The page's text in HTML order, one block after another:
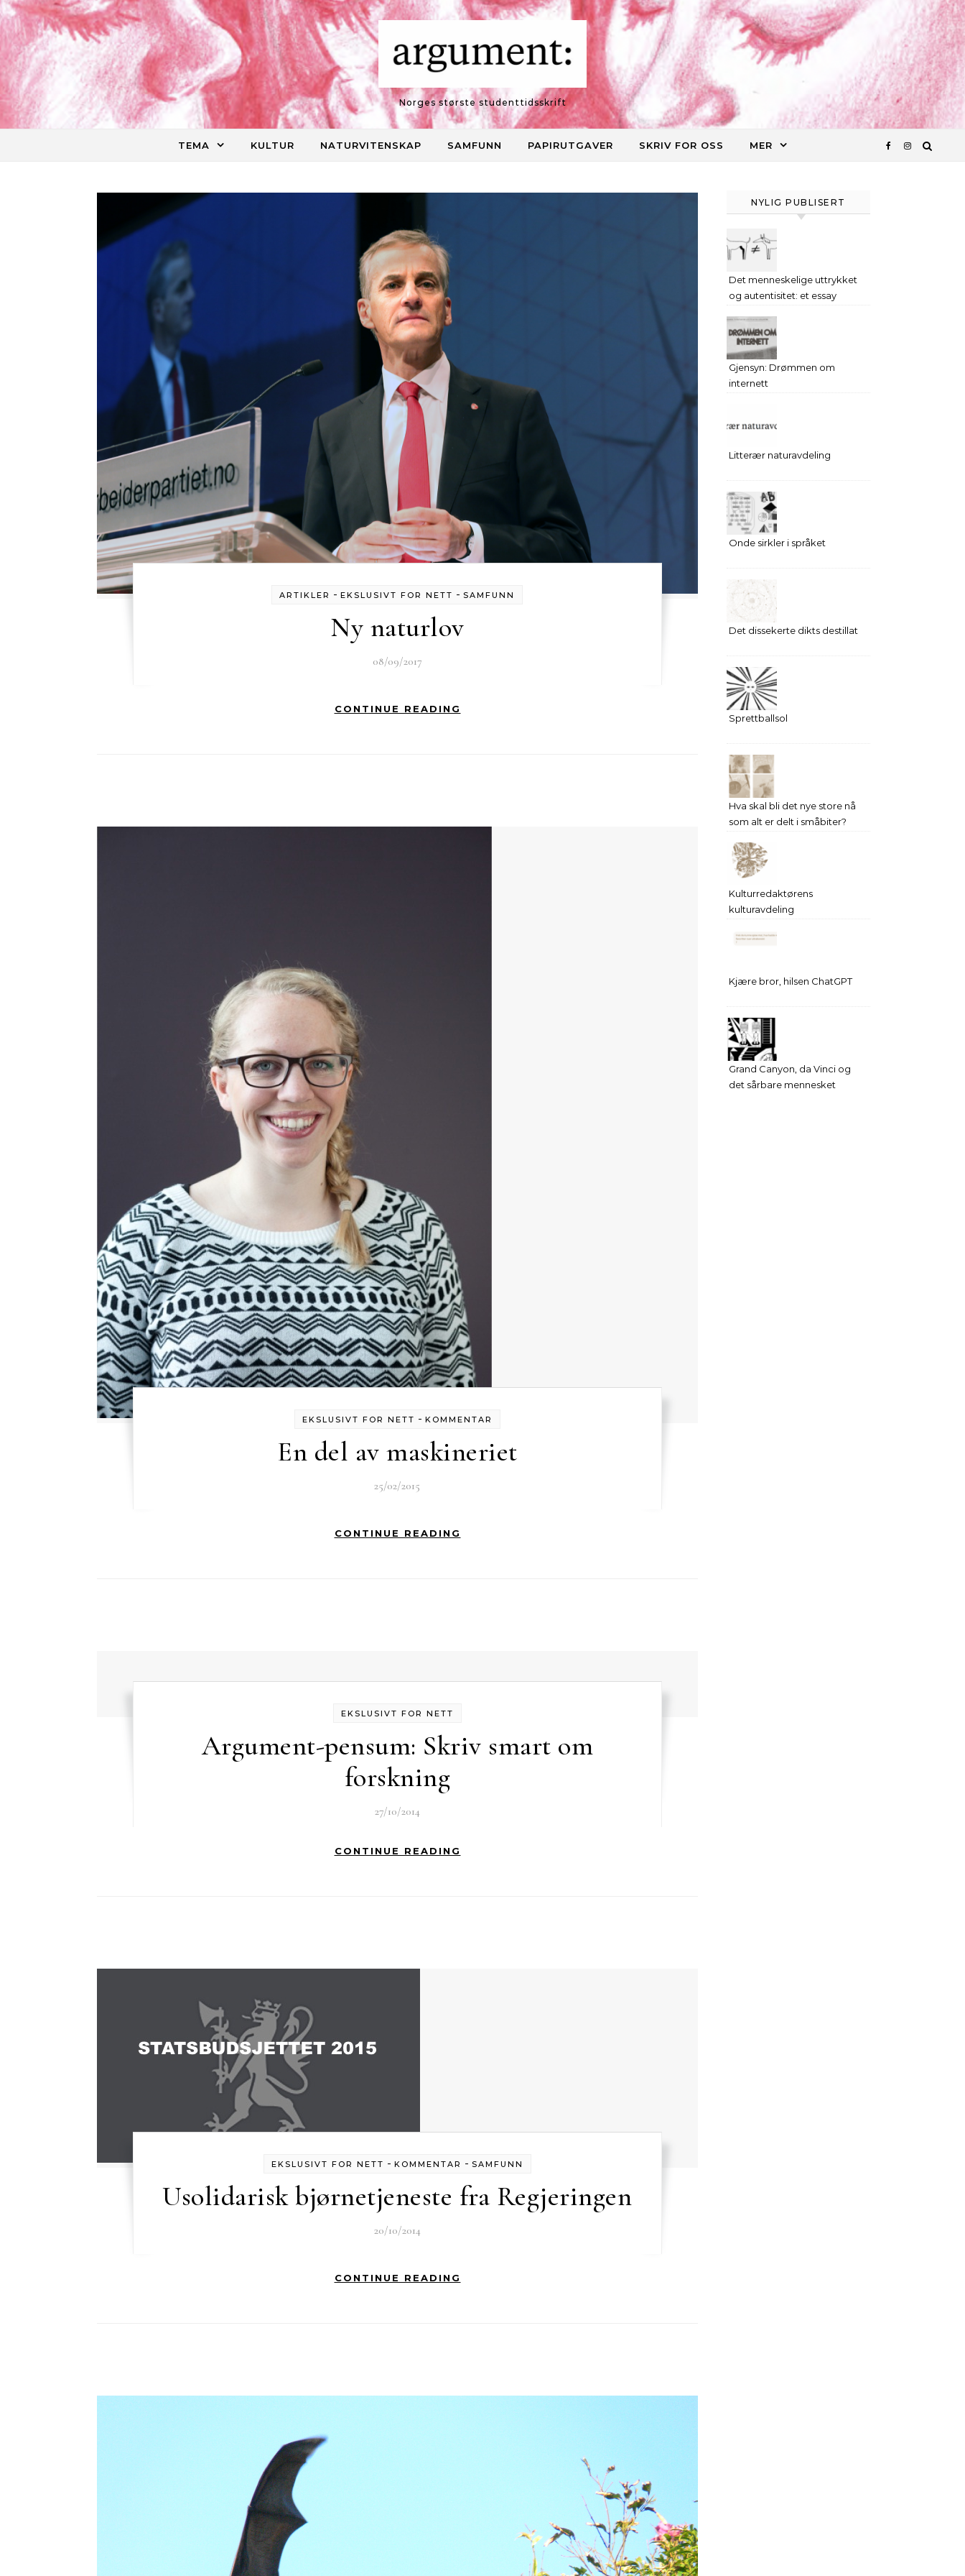
Skip to content
Norges største studenttidsskrift
TEMA KULTUR NATURVITENSKAP SAMFUNN PAPIRUTGAVER SKRIV FOR OSS MER
ARTIKLER -EKSLUSIVT FOR NETT -SAMFUNN
Ny naturlov
08/09/2017
CONTINUE READING
EKSLUSIVT FOR NETT - KOMMENTAR
En del av maskineriet
25/02/2015
CONTINUE READING
EKSLUSIVT FOR NETT
Argument-pensum: Skriv smart om
forskning
27/10/2014
CONTINUE READING
EKSLUSIVT FOR NETT - KOMMENTAR - SAMFUNN
Usolidarisk bjørnetjeneste fra Regjeringen
20/10/2014
CONTINUE READING
NYLIG PUBLISERT
Det menneskelige uttrykket
og autentisitet: et essay
Gjensyn: Drømmen om
internett
Litterær naturavdeling
Onde sirkler i språket
Det dissekerte dikts destillat
Sprettballsol
Hva skal bli det nye store nå
som alt er delt i småbiter?
Kulturredaktørens
kulturavdeling
Kjære bror, hilsen ChatGPT
Grand Canyon, da Vinci og
det sårbare mennesket